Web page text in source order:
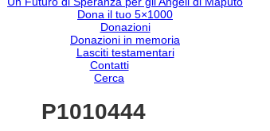
Dona il tuo 5×1000
Donazioni
Donazioni in memoria
Lasciti testamentari
Contatti
Cerca
P1010444